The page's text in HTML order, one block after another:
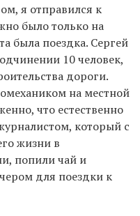
я отправился к
было только на
была поездка. Сергей
10 человек,
дороги.
на местной
что естественно
который с
жизни в
попили чай и
для поездки к